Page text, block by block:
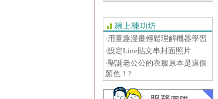
‧用童趣漫畫輕鬆理解機器學習
‧設定Line貼文串封面照片
‧聖誕老公公的衣服原本是這個
顏色！?